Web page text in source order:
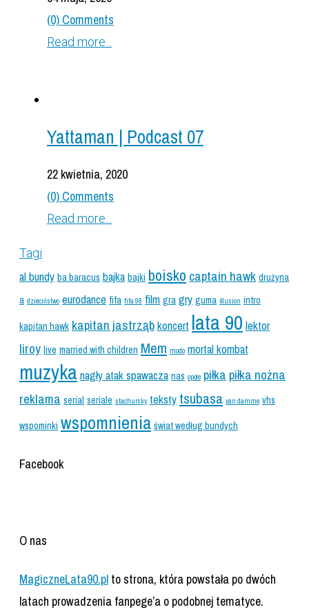
(0) Comments
Read more...
Yattaman | Podcast 07
22 kwietnia, 2020
(0) Comments
Read more...
Tagi
al bundy ba baracus bajka bajki boisko captain hawk drużyna
a dzieciństwo eurodance fifa fifa 98 film gra gry guma illusion intro
kapitan hawk kapitan jastrząbkoncert lata 90 lektor
liroy live married with children Mem modo mortal kombat
muzyka nagły atak spawacza nas opole piłka piłka nożna
reklama serial seriale stachursky teksty tsubasa van damme vhs
wspominki wspomnienia świat według bundych
Facebook
O nas
MagiczneLata90.pl to strona, która powstała po dwóch
latach prowadzenia fanpege’a o podobnej tematyce.